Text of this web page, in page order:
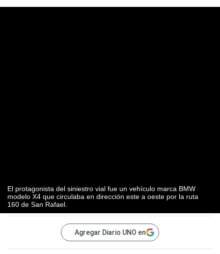
El protagonista del siniestro vial fue un vehículo marca BMW
modelo X4 que circulaba en dirección este a oeste por la ruta
160 de San Rafael.
Agregar Diario UNO en